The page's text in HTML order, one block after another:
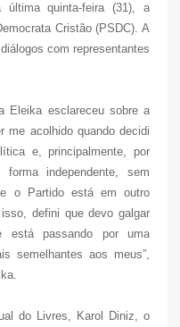
quinta-feira (31), a
Cristão (PSDC). A
com representantes
Eleika esclareceu sobre a
me acolhido quando decidi
e, principalmente, por
independente, sem
o Partido está em outro
defini que devo galgar
está passando por uma
semelhantes aos meus”,
do Livres, Karol Diniz, o